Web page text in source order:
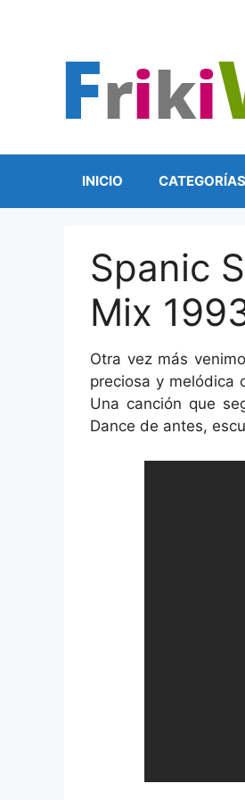
INICIO CATEGORÍAS
Spanic
Mix
Otra vez más
preciosa y melódica
Una canción que
Dance de antes,